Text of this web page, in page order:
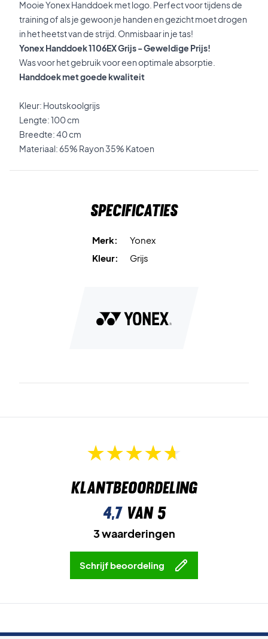
Mooie Yonex Handdoek met logo. Perfect voor tijdens de
training of als je gewoon je handen en gezicht moet drogen
in het heetst van de strijd. Onmisbaar in je tas!
Yonex Handdoek 1106EX Grijs - Geweldige Prijs!
Was voor het gebruik voor een optimale absorptie.
Handdoek met goede kwaliteit
Kleur: Houtskoolgrijs
Lengte: 100 cm
Breedte: 40 cm
Materiaal: 65% Rayon 35% Katoen
Specificaties
Merk:
Yonex
Kleur:
Grijs
Klantbeoordeling
4,7van 5
3 waarderingen
Schrijf beoordeling